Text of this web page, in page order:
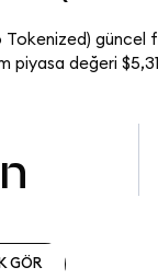
güncel
piyasa değeri
GÖR